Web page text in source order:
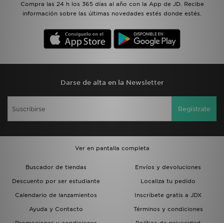
Compra las 24 h los 365 días al año con la App de JD. Recibe
información sobre las últimas novedades estés donde estés.
Darse de alta en la Newsletter
Regístrate
Ver en pantalla completa
Buscador de tiendas
Envíos y devoluciones
Descuento por ser estudiante
Localiza tu pedido
Calendario de lanzamientos
Inscríbete gratis a JDX
Ayuda y Contacto
Términos y condiciones